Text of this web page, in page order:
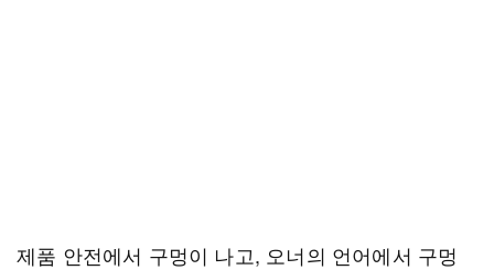
제품 안전에서 구멍이 나고, 오너의 언어에서 구멍